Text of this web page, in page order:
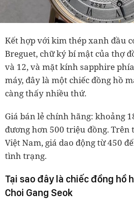
Kết hợp với kim thép xanh đầu
Breguet, chữ ký bí mật của thợ
và 12, và mặt kính sapphire
máy, đây là một chiếc đồng hồ
càng thấy nhiều thứ.
Giá bán lẻ chính hãng: khoảng
đương hơn 500 triệu đồng.
Việt Nam, giá dao động từ 450
tình trạng.
Tại sao đây là chiếc đồng hồ
Choi Gang Seok